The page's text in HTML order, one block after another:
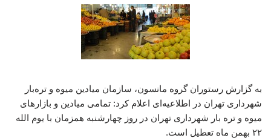
به گزارش رستوران گروه مانسون، سازمان میادین میوه و تره‌بار
شهرداری تهران در اطلاعیه‌ای اعلام کرد: تمامی میادین و بازارهای
میوه و تره بار شهرداری تهران در روز چهارشنبه همزمان با یوم الله
۲۲ بهمن ماه تعطیل است.